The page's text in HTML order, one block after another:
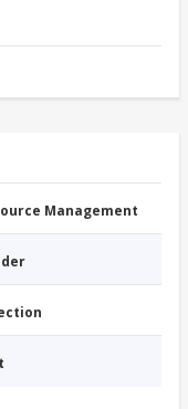
Management